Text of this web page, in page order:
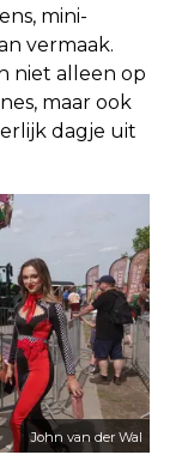
mini-
vermaak.
niet alleen op
maar ook
dagje uit
John van der Wal